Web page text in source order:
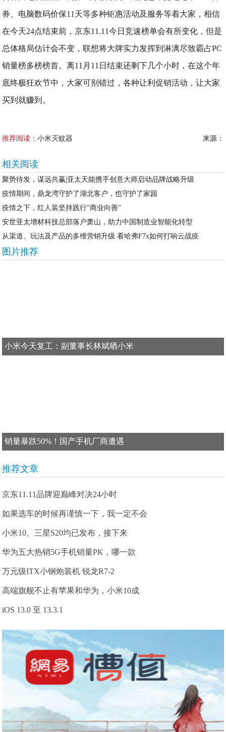
券、电脑数码价保11天等多种钜惠活动及服务等着大家，相信
在今天24点结束前，京东11.11今日竞速榜单会有所变化，但是
总体格局估计会不变，联想将大牌实力发挥到淋漓尽致霸占PC
销量榜多榜榜首。离11月11日结束还剩下几个小时，在这个年
底终极狂欢节中，大家可别错过，各种让利促销活动，让大家
买到就赚到。
推荐阅读：小米灭蚊器 来源：
相关阅读
聚势待发，谋远共赢|亚太天能携手创意大师启动品牌战略升级
疫情期间，鼎龙湾守护了湖北客户，也守护了家园
疫情之下，红人装坚持践行“商业向善”
安世亚太增材科技总部落户萧山，助力中国制造业智能化转型
从渠道、玩法及产品的多维营销升级 看哈弗F7x如何打响云战疫
图片推荐
小米今天复工：副董事长林斌晒小米
销量暴跌50%！国产手机厂商遭遇
推荐文章
京东11.11品牌迎巅峰对决24小时
如果选车的时候再谨慎一下，我一定不会
小米10、三星S20均已发布，接下来
华为五大热销5G手机销量PK，哪一款
万元级ITX小钢炮装机 锐龙R7-2
高端旗舰不止有苹果和华为，小米10成
iOS 13.0 至 13.3.1